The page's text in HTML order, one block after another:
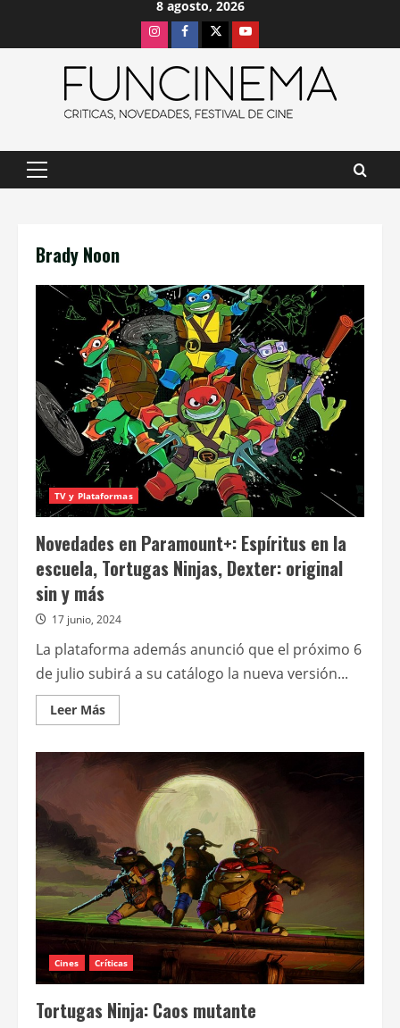
8 agosto, 2026
InstagramFacebook
X Youtube
Menú
Brady Noon
TV y Plataformas
Novedades en Paramount+: Espíritus en la
escuela, Tortugas Ninjas, Dexter: original
sin y más
17 junio, 2024
La plataforma además anunció que el próximo 6
de julio subirá a su catálogo la nueva versión...
Leer MásLeer
más
Novedades
en
Paramount+:
Espíritus
escuela,
Tortugas
Ninjas,
Dexter:
original
sin
y
más
Cines Críticas
Tortugas Ninja: Caos mutante